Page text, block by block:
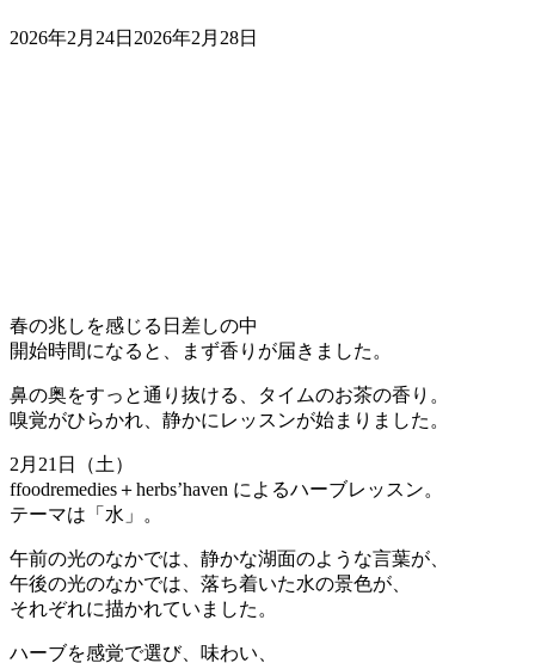
2026年2月24日 2026年2月28日
春の兆しを感じる日差しの中
開始時間になると、まず香りが届きました。
鼻の奥をすっと通り抜ける、タイムのお茶の香り。
嗅覚がひらかれ、静かにレッスンが始まりました。
2月21日（土）
ffoodremedies＋herbs’haven によるハーブレッスン。
テーマは「水」。
午前の光のなかでは、静かな湖面のような言葉が、
午後の光のなかでは、落ち着いた水の景色が、
それぞれに描かれていました。
ハーブを感覚で選び、味わい、